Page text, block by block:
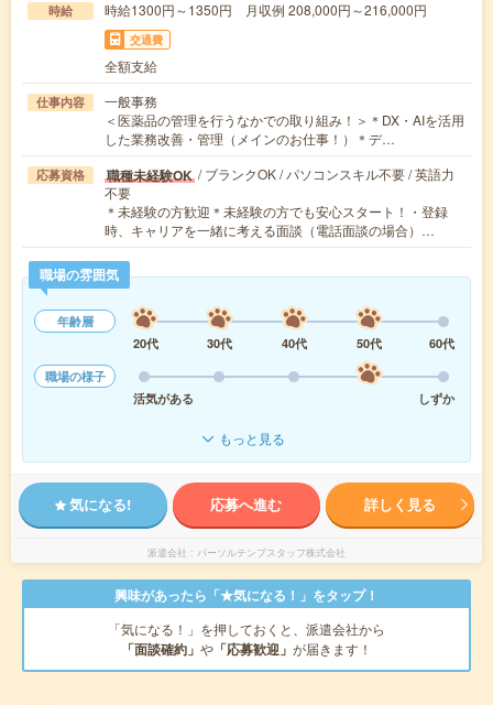
時給 時給1300円～1350円 月収例 208,000円～216,000円
交通費
全額支給
仕事内容
一般事務
＜医薬品の管理を行うなかでの取り組み！＞＊DX・AIを活用
した業務改善・管理（メインのお仕事！）＊デ…
応募資格 職種未経験OK / ブランクOK / パソコンスキル不要 / 英語力
不要
＊未経験の方歓迎＊未経験の方でも安心スタート！・登録
時、キャリアを一緒に考える面談（電話面談の場合）…
職場の雰囲気
年齢層
20代
30代 40代 50代
60代
職場の様子
活気がある
しずか
もっと見る
気になる! 応募へ進む 詳しく見る
派遣会社 パーソルテンプスタッフ株式会社
興味があったら「★気になる！」をタップ！
「気になる！」を押しておくと、派遣会社から
「面談確約」 や 「応募歓迎」 が届きます！